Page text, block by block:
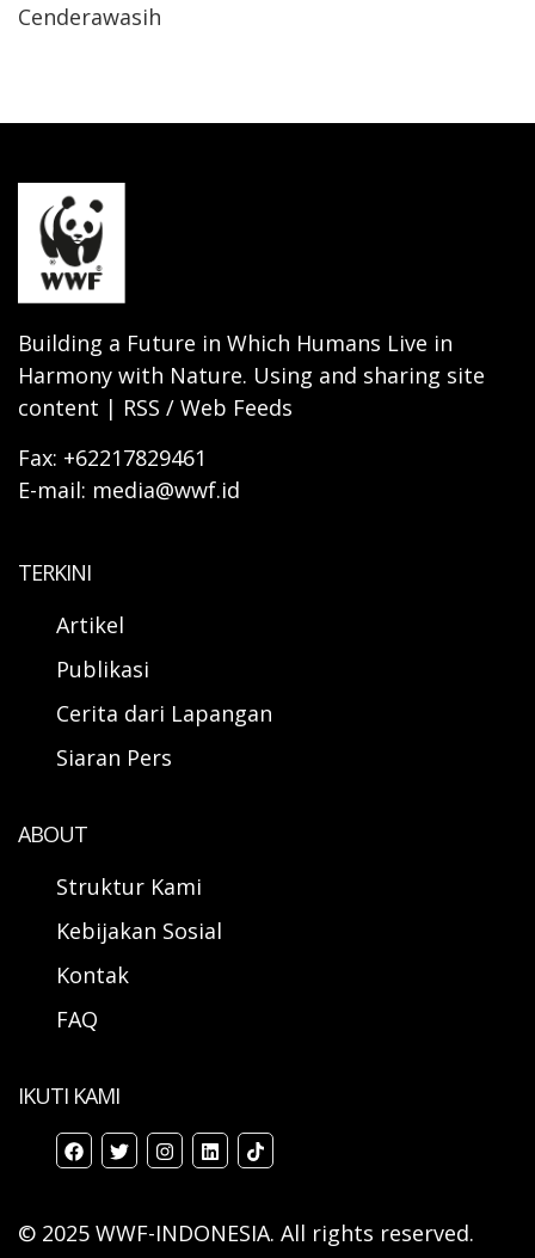
Cenderawasih
Building a Future in Which Humans Live in
Harmony with Nature. Using and sharing site
content | RSS / Web Feeds
Fax: +62217829461
E-mail: media@wwf.id
TERKINI
Artikel
Publikasi
Cerita dari Lapangan
Siaran Pers
ABOUT
Struktur Kami
Kebijakan Sosial
Kontak
FAQ
IKUTI KAMI
© 2025 WWF-INDONESIA. All rights reserved.